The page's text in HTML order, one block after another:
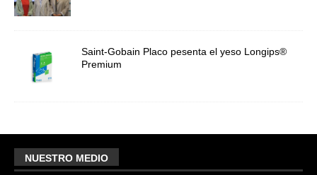
Saint-Gobain Placo pesenta el yeso Longips®
Premium
NUESTRO MEDIO